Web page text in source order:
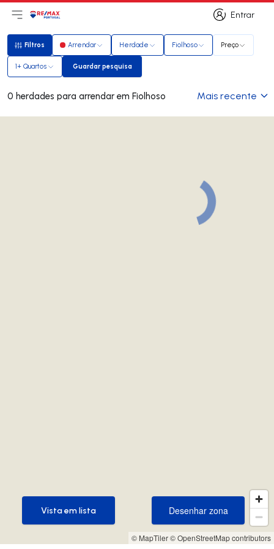
Entrar
Entrar
Abri menu principal
LogoIr para página inicial
Filtros
Filtros Arrendar Herdade Fiolhoso Preço
1+ Quartos Guardar pesquisa
Guardar pesquisa
0 herdades para arrendar em Fiolhoso Mais recente
© MapTiler© OpenStreetMap contributors
Desenhar zona
Desenhar zona
Vista em lista
Vista em lista